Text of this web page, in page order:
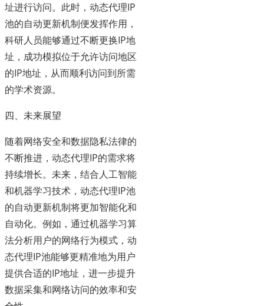
址进行访问。此时，动态代理IP
池的自动更新机制便发挥作用，
科研人员能够通过不断更换IP地
址，成功模拟位于允许访问地区
的IP地址，从而顺利访问到所需
的学术资源。
四、未来展望
随着网络安全和数据隐私法律的
不断推进，动态代理IP的需求将
持续增长。未来，结合人工智能
和机器学习技术，动态代理IP池
的自动更新机制将更加智能化和
自动化。例如，通过机器学习算
法分析用户的网络行为模式，动
态代理IP池能够更精准地为用户
提供合适的IP地址，进一步提升
数据采集和网络访问的效率和安